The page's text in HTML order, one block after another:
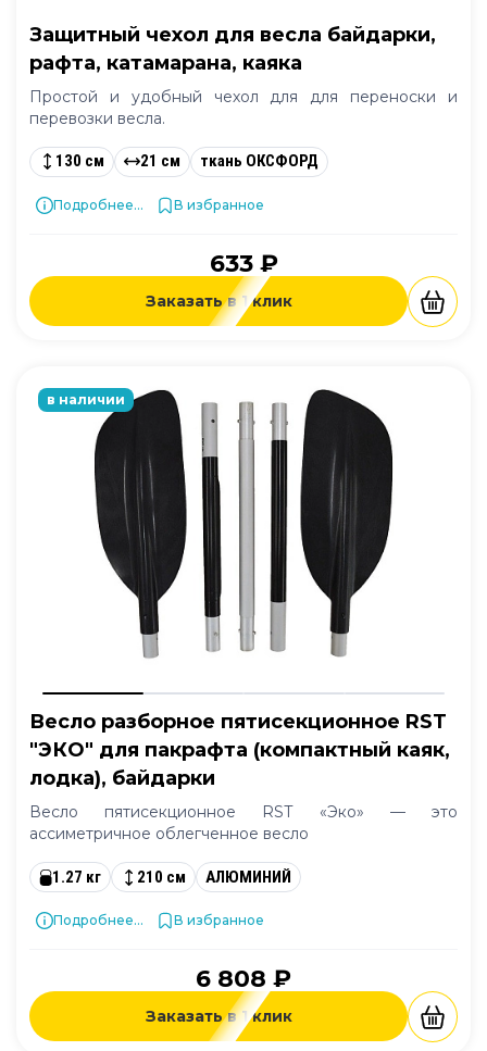
Защитный чехол для весла байдарки,
рафта, катамарана, каяка
Простой и удобный чехол для для переноски и
перевозки весла.
130 см 21 см ткань ОКСФОРД
Подробнее... В избранное
633 ₽
Заказать в 1 клик
в наличии
Весло разборное пятисекционное RST
"ЭКО" для пакрафта (компактный каяк,
лодка), байдарки
Весло пятисекционное RST «Эко» — это
ассиметричное облегченное весло
1.27 кг 210 см АЛЮМИНИЙ
Подробнее... В избранное
6 808 ₽
Заказать в 1 клик